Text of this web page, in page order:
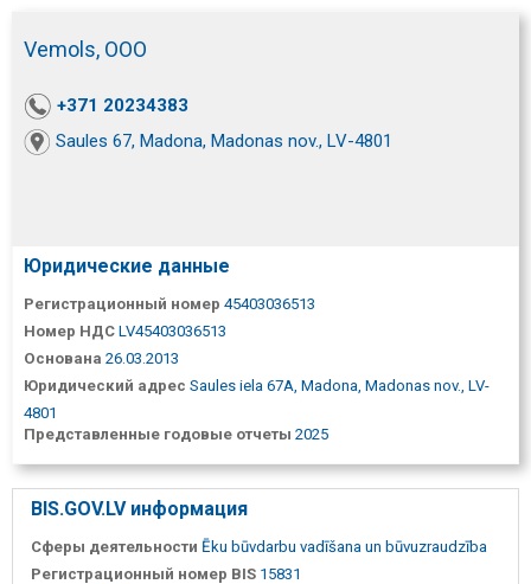
Vemols, ООО
+371 20234383
Saules 67, Madona, Madonas nov., LV-4801
Юридические данные
Регистрационный номер 45403036513
Номер НДС LV45403036513
Основана 26.03.2013
Юридический адрес Saules iela 67A, Madona, Madonas nov., LV-
4801
Представленные годовые отчеты 2025
BIS.GOV.LV информация
Сферы деятельности Ēku būvdarbu vadīšana un būvuzraudzība
Регистрационный номер BIS 15831